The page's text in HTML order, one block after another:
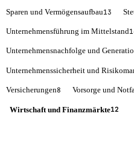
Sparen und Vermögensaufbau13
Unternehmensführung im Mittelstand
Unternehmensnachfolge und
Unternehmenssicherheit und
Versicherungen8 Vorsorge und
Wirtschaft und Finanzmärkte12